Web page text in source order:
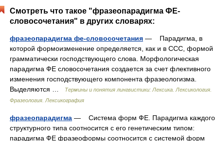
Смотреть что такое "фразеопарадигма ФЕ-
словосочетания" в других словарях:
фразеопарадигма фе-словосочетания — Парадигма, в
которой формоизменение определяется, как и в ССС, формой
грамматически господствующего слова. Морфологическая
парадигма ФЕ словосочетания создается за счет флективного
изменения господствующего компонента фразеологизма.
Выделяются …
Термины и понятия лингвистики: Лексика. Лексикология.
Фразеология. Лексикография
фразеопарадигма — Система форм ФЕ. Парадигма каждого
структурного типа соотносится с его генетическим типом:
парадигма ФЕ фразеоформы соотносится с системой форм